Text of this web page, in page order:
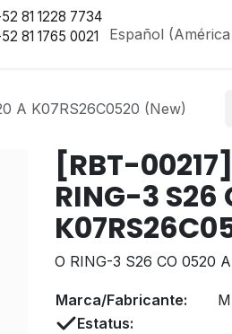
81 1228 7734
81 1765 0021 Español
A K07RS26C0520 (New)
[RBT-
RING-3 S26
O RING-3 S26 CO 0520
Marca/Fabricante:
Estatus: